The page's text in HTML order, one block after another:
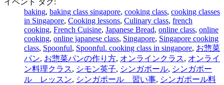
イベント タグ:
baking, baking class singapore, cooking class, cooking classes
in Singapore, Cooking lessons, Culinary class, french
cooking, French Cuisine, Japanese Bread, online class, online
cooking, online japanese class, Singapore, Singapore cooking
class, Spoonful, Spoonful. cooking class in singapore, お惣菜
パン, お惣菜パンの作り方, オンラインクラス, オンライ
ン料理クラス, シモン英子, シンガポール, シンガポー
ル レッスン, シンガポール 習い事, シンガポール料